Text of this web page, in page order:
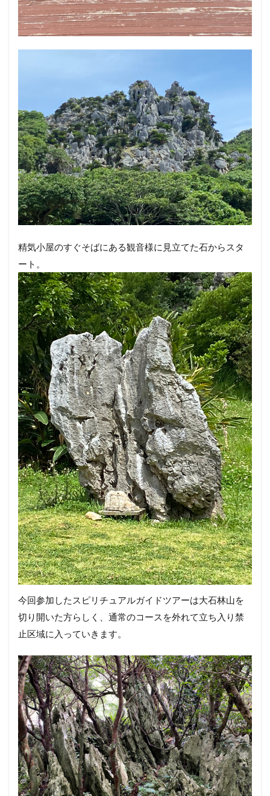
精気小屋のすぐそばにある観音様に見立てた石からスタ
ート。
今回参加したスピリチュアルガイドツアーは大石林山を
切り開いた方らしく、通常のコースを外れて立ち入り禁
止区域に入っていきます。